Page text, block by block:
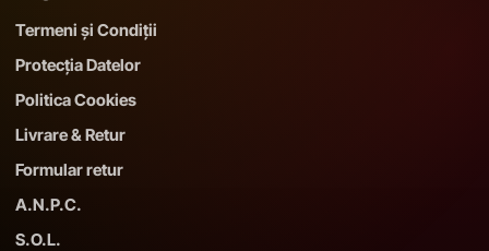
Termeni și Condiții
Protecția Datelor
Politica Cookies
Livrare & Retur
Formular retur
A.N.P.C.
S.O.L.